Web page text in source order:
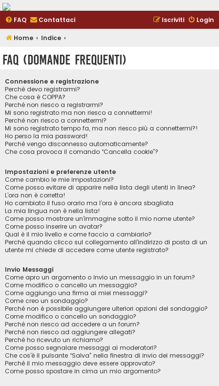
FAQ Contattaci Login
Iscriviti
Home Indice
FAQ (Domande Frequenti)
Connessione e registrazione
Perché devo registrarmi?
Che cosa è COPPA?
Perché non riesco a registrarmi?
Mi sono registrato ma non riesco a connettermi!
Perché non riesco a connettermi?
Mi sono registrato tempo fa, ma non riesco più a connettermi?!
Ho perso la mia password!
Perché vengo disconnesso automaticamente?
Che cosa provoca il comando “Cancella cookie”?
Impostazioni e preferenze utente
Come cambio le mie impostazioni?
Come posso evitare di apparire nella lista degli utenti in linea?
L’ora non è corretta!
Ho cambiato il fuso orario ma l’ora è ancora sbagliata
La mia lingua non è nella lista!
Come posso mostrare un’immagine sotto il mio nome utente?
Come posso inserire un avatar?
Qual è il mio livello e come faccio a cambiarlo?
Perché quando clicco sul collegamento all’indirizzo di posta di un
utente mi chiede di accedere come utente registrato?
Invio Messaggi
Come apro un argomento o invio un messaggio in un forum?
Come modifico o cancello un messaggio?
Come aggiungo una firma ai miei messaggi?
Come creo un sondaggio?
Perché non è possibile aggiungere ulteriori opzioni del sondaggio?
Come modifico o cancello un sondaggio?
Perché non riesco ad accedere a un forum?
Perché non riesco ad aggiungere allegati?
Perché ho ricevuto un richiamo?
Come posso segnalare messaggi ai moderatori?
Che cos’è il pulsante “Salva” nella finestra di invio dei messaggi?
Perché il mio messaggio deve essere approvato?
Come posso spostare in cima un mio argomento?